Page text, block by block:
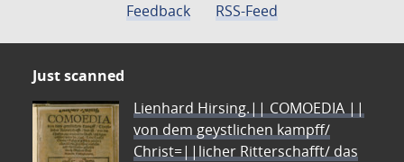
Feedback
RSS-Feed
Just scanned
Lienhard Hirsing.|| COMOEDIA ||
von dem geystlichen kampff/
Christ=||licher Ritterschafft/ das